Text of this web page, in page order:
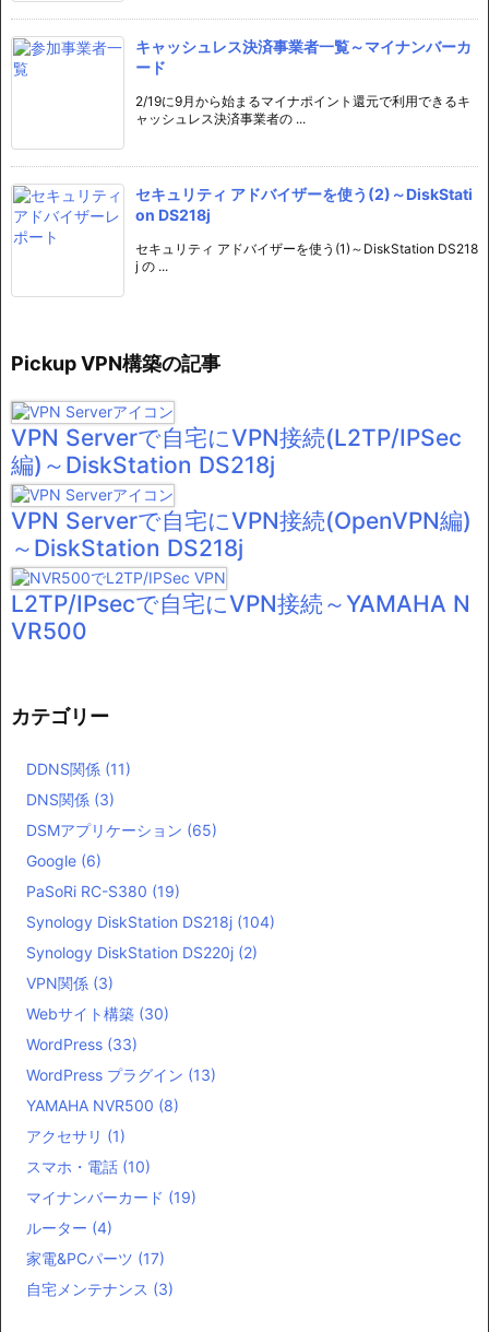
キャッシュレス決済事業者一覧～マイナンバーカ
ード
2/19に9月から始まるマイナポイント還元で利用できるキ
ャッシュレス決済事業者の ...
セキュリティ アドバイザーを使う(2)～DiskStati
on DS218j
セキュリティ アドバイザーを使う(1)～DiskStation DS218
j の ...
Pickup VPN構築の記事
VPN Serverで自宅にVPN接続(L2TP/IPSec
編)～DiskStation DS218j
VPN Serverで自宅にVPN接続(OpenVPN編)
～DiskStation DS218j
L2TP/IPsecで自宅にVPN接続～YAMAHA N
VR500
カテゴリー
DDNS関係 (11)
DNS関係 (3)
DSMアプリケーション (65)
Google (6)
PaSoRi RC-S380 (19)
Synology DiskStation DS218j (104)
Synology DiskStation DS220j (2)
VPN関係 (3)
Webサイト構築 (30)
WordPress (33)
WordPress プラグイン (13)
YAMAHA NVR500 (8)
アクセサリ (1)
スマホ・電話 (10)
マイナンバーカード (19)
ルーター (4)
家電&PCパーツ (17)
自宅メンテナンス (3)